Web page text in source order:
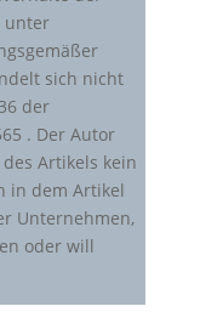
unter
sich nicht
der
. Der Autor
Artikels kein
in dem Artikel
Unternehmen,
oder will